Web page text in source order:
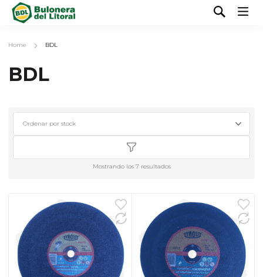
Home BDL
BDL
Mostrando los 7 resultados